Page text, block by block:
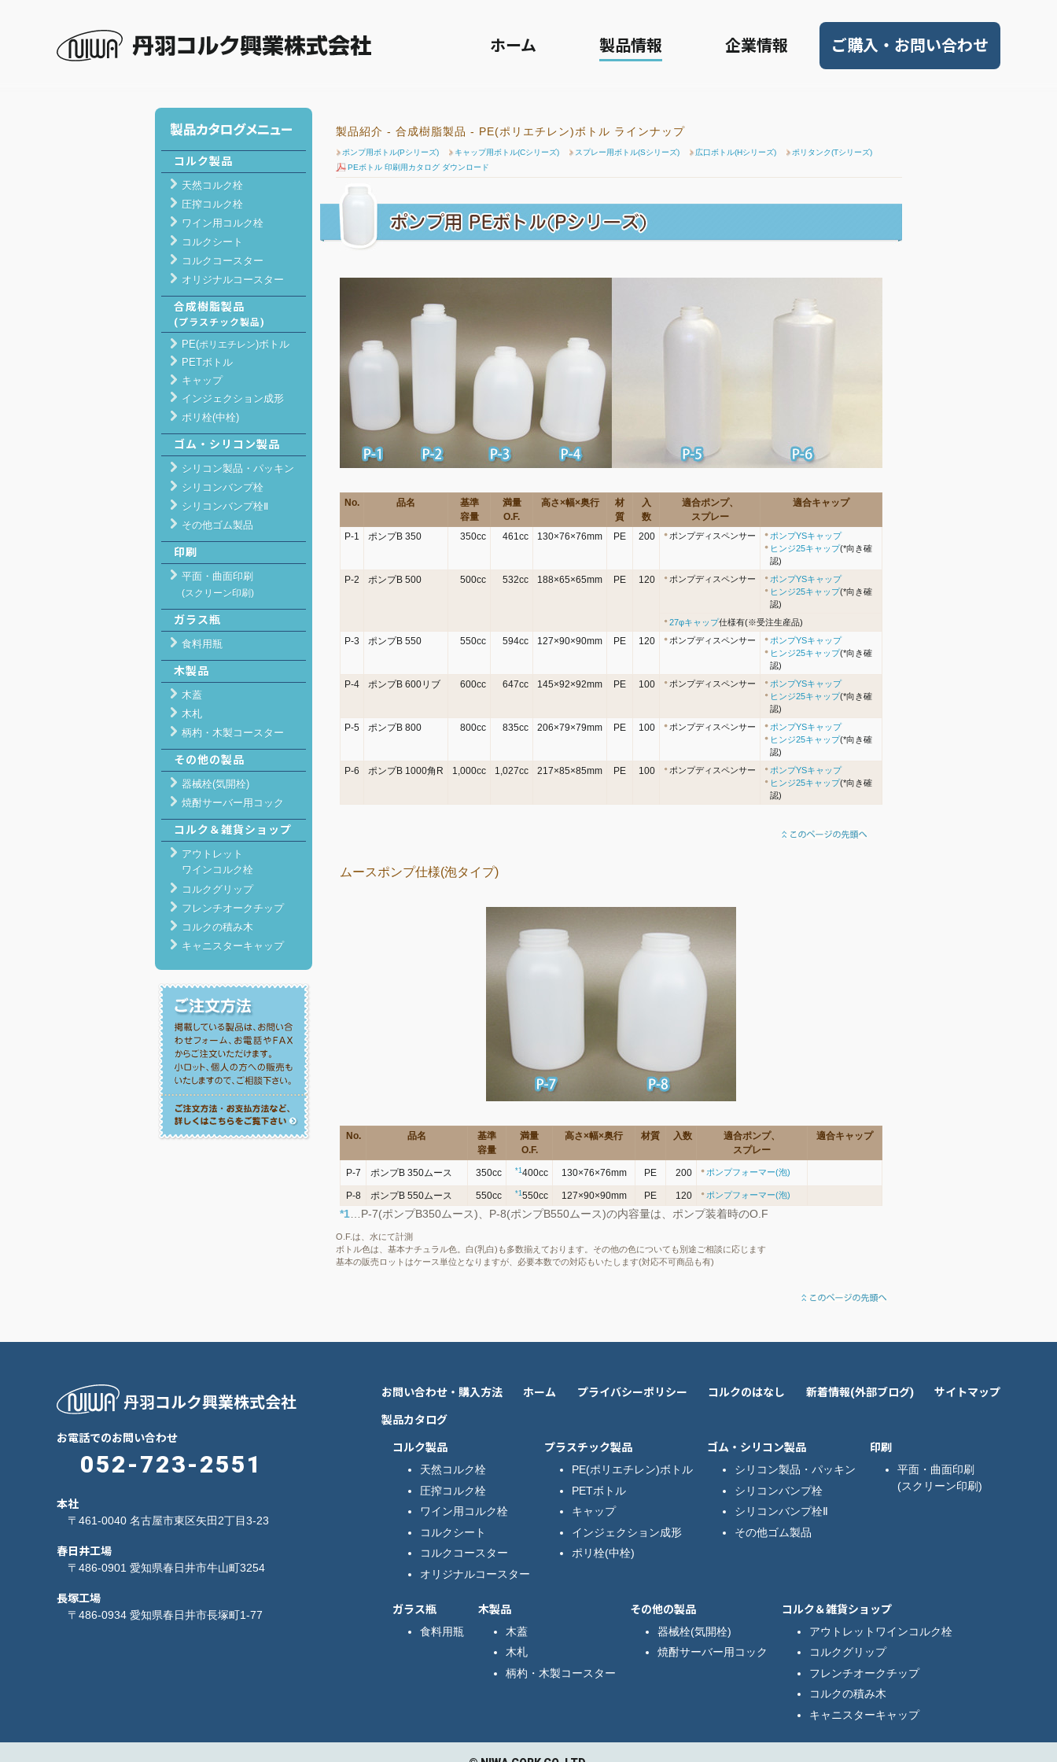
ホーム 製品情報 企業情報 ご購入・お問い合わせ
製品紹介 - 合成樹脂製品 - PE(ポリエチレン)ボトル ラインナップ
ポンプ用ボトル(Pシリーズ) キャップ用ボトル(Cシリーズ) スプレー用ボトル(Sシリーズ) 広口ボトル(Hシリーズ)
ポリタンク(Tシリーズ)
PEボトル 印刷用カタログ ダウンロード
No. 品名
基準
容量
満量
O.F.
高さ×幅×奥行
材
質
入
数
適合ポンプ、
スプレー
適合キャップ
P-1 ポンプB 350 350cc 461cc 130×76×76mm PE 200 ポンプディスペンサー
ポンプYSキャップ
ヒンジ25キャップ(*向き確
認)
P-2 ポンプB 500 500cc 532cc 188×65×65mm PE 120 ポンプディスペンサー
ポンプYSキャップ
ヒンジ25キャップ(*向き確
認)
27φキャップ仕様有(※受注生産品)
P-3 ポンプB 550 550cc 594cc 127×90×90mm PE 120 ポンプディスペンサー
ポンプYSキャップ
ヒンジ25キャップ(*向き確
認)
P-4 ポンプB 600リブ 600cc 647cc 145×92×92mm PE 100 ポンプディスペンサー
ポンプYSキャップ
ヒンジ25キャップ(*向き確
認)
P-5 ポンプB 800 800cc 835cc 206×79×79mm PE 100 ポンプディスペンサー
ポンプYSキャップ
ヒンジ25キャップ(*向き確
認)
P-6 ポンプB 1000角R 1,000cc 1,027cc 217×85×85mm PE 100 ポンプディスペンサー
ポンプYSキャップ
ヒンジ25キャップ(*向き確
認)
ムースポンプ仕様(泡タイプ)
No. 品名
基準
容量
満量
O.F.
高さ×幅×奥行 材質 入数
適合ポンプ、
スプレー
適合キャップ
P-7 ポンプB 350ムース 350cc *1 400cc 130×76×76mm PE 200 ポンプフォーマー(泡)
P-8 ポンプB 550ムース 550cc *1 550cc 127×90×90mm PE 120 ポンプフォーマー(泡)
*1 …P-7(ポンプB350ムース)、P-8(ポンプB550ムース)の内容量は、ポンプ装着時のO.F
O.F.は、水にて計測
ボトル色は、基本ナチュラル色。白(乳白)も多数揃えております。その他の色についても別途ご相談に応じます
基本の販売ロットはケース単位となりますが、必要本数での対応もいたします(対応不可商品も有)
コルク製品
天然コルク栓
圧搾コルク栓
ワイン用コルク栓
コルクシート
コルクコースター
オリジナルコースター
合成樹脂製品
(プラスチック製品)
PE(ポリエチレン)ボトル
PETボトル
キャップ
インジェクション成形
ポリ栓(中栓)
ゴム・シリコン製品
シリコン製品・パッキン
シリコンバンプ栓
シリコンバンプ栓Ⅱ
その他ゴム製品
印刷
平面・曲面印刷
(スクリーン印刷)
ガラス瓶
食料用瓶
木製品
木蓋
木札
柄杓・木製コースター
その他の製品
器械栓(気開栓)
焼酎サーバー用コック
コルク＆雑貨ショップ
アウトレット
ワインコルク栓
コルクグリップ
フレンチオークチップ
コルクの積み木
キャニスターキャップ
丹羽コルク興業株式会社
お電話でのお問い合わせ
052-723-2551
本社
〒461-0040 名古屋市東区矢田2丁目3-23
春日井工場
〒486-0901 愛知県春日井市牛山町3254
長塚工場
〒486-0934 愛知県春日井市長塚町1-77
お問い合わせ・購入方法 ホーム プライバシーポリシー コルクのはなし 新着情報(外部ブログ) サイトマップ
製品カタログ
コルク製品
天然コルク栓
圧搾コルク栓
ワイン用コルク栓
コルクシート
コルクコースター
オリジナルコースター
プラスチック製品
PE(ポリエチレン)ボトル
PETボトル
キャップ
インジェクション成形
ポリ栓(中栓)
ゴム・シリコン製品
シリコン製品・パッキン
シリコンバンプ栓
シリコンバンプ栓Ⅱ
その他ゴム製品
印刷
平面・曲面印刷
(スクリーン印刷)
ガラス瓶
食料用瓶
木製品
木蓋
木札
柄杓・木製コースター
その他の製品
器械栓(気開栓)
焼酎サーバー用コック
コルク＆雑貨ショップ
アウトレットワインコルク栓
コルクグリップ
フレンチオークチップ
コルクの積み木
キャニスターキャップ